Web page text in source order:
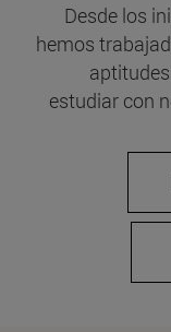
Desde los
hemos
estudiar con